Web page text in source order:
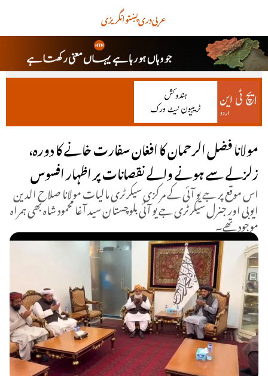
انگریزیپښتودریعربی
مولانا فضل الرحمان کا افغان سفارت خانے کا دورہ،
زلزلے سے ہونے والے نقصانات پر اظہار افسوس
اس موقع پر جے یو آئی کے مرکزی سیکرٹری مالیات مولانا صلاح الدین
ایوبی اور جنرل سیکرٹری جے یو آئی بلوچستان سید آغا محمود شاہ بھی ہمراہ
موجود تھے۔